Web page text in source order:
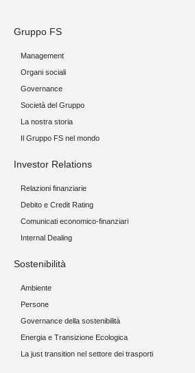
Gruppo FS
Management
Organi sociali
Governance
Società del Gruppo
La nostra storia
Il Gruppo FS nel mondo
Investor Relations
Relazioni finanziarie
Debito e Credit Rating
Comunicati economico-finanziari
Internal Dealing
Sostenibilità
Ambiente
Persone
Governance della sostenibilità
Energia e Transizione Ecologica
La just transition nel settore dei trasporti